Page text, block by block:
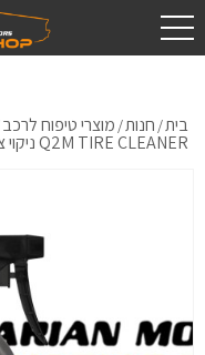
בית/ חנות/ מוצרי טיפוח לרכב
Q2M TIRE CLEANER ניקוי צמיגים וגומי